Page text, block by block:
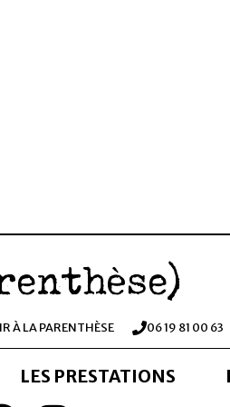
À LA PARENTHÈSE 06 19 81 00 63
LES PRESTATIONS